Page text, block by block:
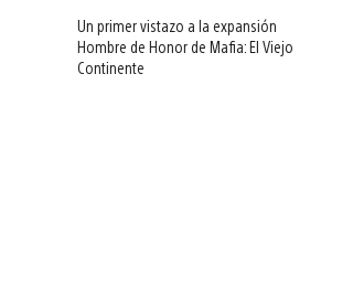
Un primer vistazo a la expansión
Hombre de Honor de Mafia: El Viejo
Continente